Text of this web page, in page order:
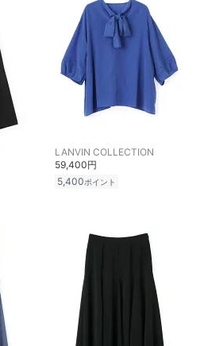
LANVIN COLLECTION
59,400円
5,400ポイント